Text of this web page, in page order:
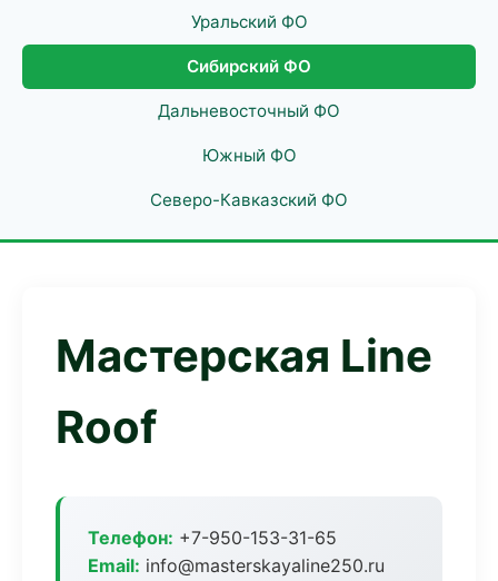
Уральский ФО
Сибирский ФО
Дальневосточный ФО
Южный ФО
Северо-Кавказский ФО
Мастерская Line
Roof
Телефон: +7-950-153-31-65
Email: info@masterskayaline250.ru